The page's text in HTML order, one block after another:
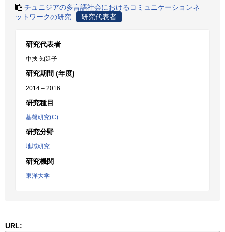
チュニジアの多言語社会におけるコミュニケーションネ
ットワークの研究
研究代表者
研究代表者
中挾 知延子
研究期間 (年度)
2014 – 2016
研究種目
基盤研究(C)
研究分野
地域研究
研究機関
東洋大学
URL: